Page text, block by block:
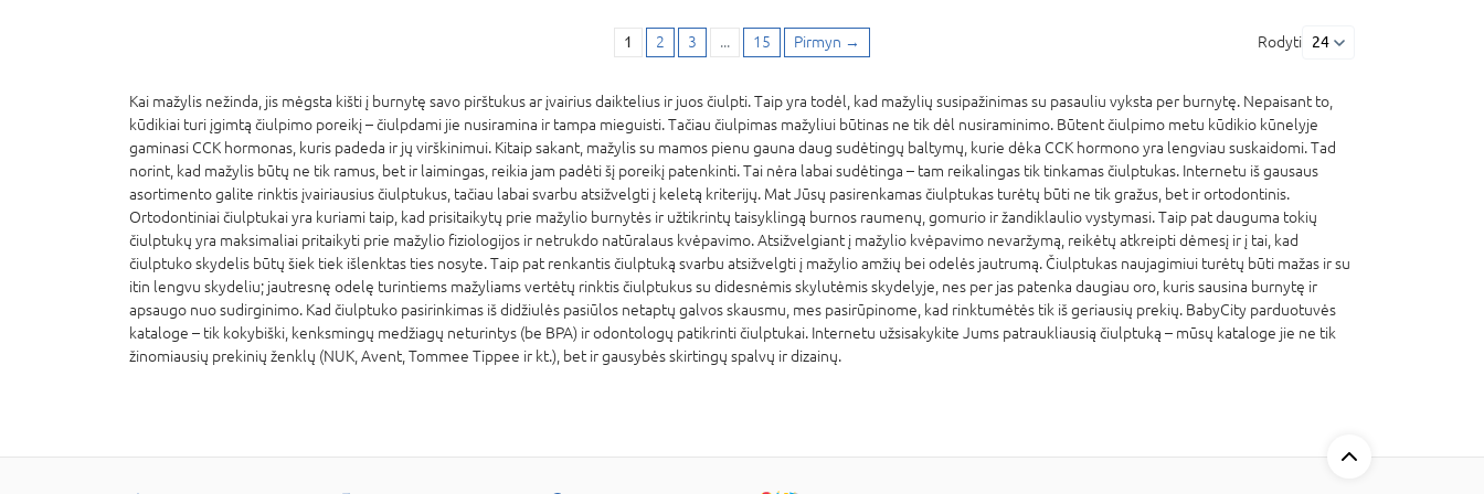
1 2 3 ... 15 Pirmyn → Rodyti 24
Kai mažylis nežinda, jis mėgsta kišti į burnytę savo pirštukus ar įvairius daiktelius ir juos čiulpti. Taip yra todėl, kad mažylių susipažinimas su pasauliu vyksta per burnytę. Nepaisant to,
kūdikiai turi įgimtą čiulpimo poreikį – čiulpdami jie nusiramina ir tampa mieguisti. Tačiau čiulpimas mažyliui būtinas ne tik dėl nusiraminimo. Būtent čiulpimo metu kūdikio kūnelyje
gaminasi CCK hormonas, kuris padeda ir jų virškinimui. Kitaip sakant, mažylis su mamos pienu gauna daug sudėtingų baltymų, kurie dėka CCK hormono yra lengviau suskaidomi. Tad
norint, kad mažylis būtų ne tik ramus, bet ir laimingas, reikia jam padėti šį poreikį patenkinti. Tai nėra labai sudėtinga – tam reikalingas tik tinkamas čiulptukas. Internetu iš gausaus
asortimento galite rinktis įvairiausius čiulptukus, tačiau labai svarbu atsižvelgti į keletą kriterijų. Mat Jūsų pasirenkamas čiulptukas turėtų būti ne tik gražus, bet ir ortodontinis.
Ortodontiniai čiulptukai yra kuriami taip, kad prisitaikytų prie mažylio burnytės ir užtikrintų taisyklingą burnos raumenų, gomurio ir žandiklaulio vystymasi. Taip pat dauguma tokių
čiulptukų yra maksimaliai pritaikyti prie mažylio fiziologijos ir netrukdo natūralaus kvėpavimo. Atsižvelgiant į mažylio kvėpavimo nevaržymą, reikėtų atkreipti dėmesį ir į tai, kad
čiulptuko skydelis būtų šiek tiek išlenktas ties nosyte. Taip pat renkantis čiulptuką svarbu atsižvelgti į mažylio amžių bei odelės jautrumą. Čiulptukas naujagimiui turėtų būti mažas ir su
itin lengvu skydeliu; jautresnę odelę turintiems mažyliams vertėtų rinktis čiulptukus su didesnėmis skylutėmis skydelyje, nes per jas patenka daugiau oro, kuris sausina burnytę ir
apsaugo nuo sudirginimo. Kad čiulptuko pasirinkimas iš didžiulės pasiūlos netaptų galvos skausmu, mes pasirūpinome, kad rinktumėtės tik iš geriausių prekių. BabyCity parduotuvės
kataloge – tik kokybiški, kenksmingų medžiagų neturintys (be BPA) ir odontologų patikrinti čiulptukai. Internetu užsisakykite Jums patraukliausią čiulptuką – mūsų kataloge jie ne tik
žinomiausių prekinių ženklų (NUK, Avent, Tommee Tippee ir kt.), bet ir gausybės skirtingų spalvų ir dizainų.